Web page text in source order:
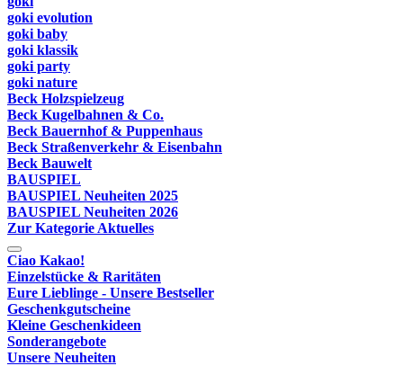
goki evolution
goki baby
goki klassik
goki party
goki nature
Beck Holzspielzeug
Beck Kugelbahnen & Co.
Beck Bauernhof & Puppenhaus
Beck Straßenverkehr & Eisenbahn
Beck Bauwelt
BAUSPIEL
BAUSPIEL Neuheiten 2025
BAUSPIEL Neuheiten 2026
Zur Kategorie Aktuelles
Ciao Kakao!
Einzelstücke & Raritäten
Eure Lieblinge - Unsere Bestseller
Geschenkgutscheine
Kleine Geschenkideen
Sonderangebote
Unsere Neuheiten